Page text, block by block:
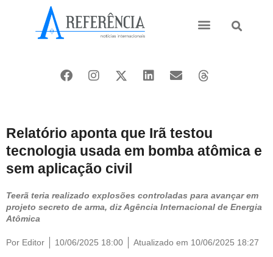
Relatório aponta que Irã testou
tecnologia usada em bomba atômica e
sem aplicação civil
Teerã teria realizado explosões controladas para avançar em
projeto secreto de arma, diz Agência Internacional de Energia
Atômica
Por Editor 10/06/2025 18:00 Atualizado em 10/06/2025 18:27